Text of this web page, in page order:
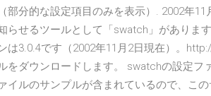
部分的な設定項⽬のみを表⽰）. 2002年
らせるツールとして「swatch」がありま
は3.0.4です（2002年11月2日現在）。
をダウンロードします。 swatchの設定
イルのサンプルが含まれているので、こ